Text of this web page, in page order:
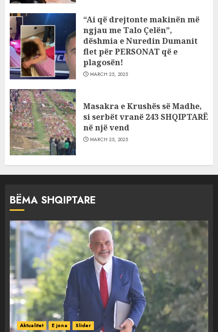
“Ai që drejtonte makinën më
ngjau me Talo Çelën”,
dëshmia e Nuredin Dumanit
flet për PERSONAT që e
plagosën!
MARCH 25, 2025
Masakra e Krushës së Madhe,
si serbët vranë 243 SHQIPTARË
në një vend
MARCH 25, 2025
BËMA SHQIPTARE
Aktualitet E jona Slider